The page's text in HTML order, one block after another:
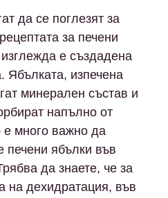
да се поглезят за
за печени
е създадена
Ябълката, изпечена
минерален състав и
напълно от
е много важно да
печени ябълки във
да знаете, че за
на дехидратация, във